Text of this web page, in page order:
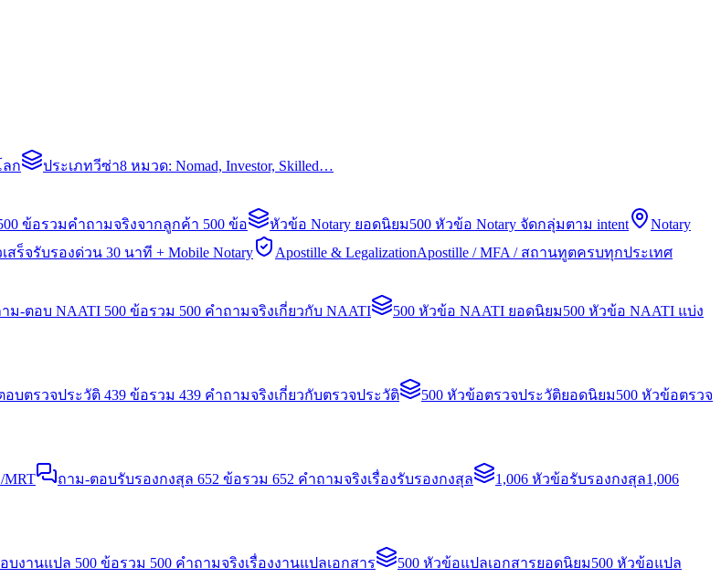
ลก ประเภทวีซ่า8 หมวด: Nomad, Investor, Skilled…
ข้อรวมคำถามจริงจากลูกค้า 500 ข้อ หัวข้อ Notary ยอดนิยม500 หัวข้อ Notary จัดกลุ่มตาม intent
Notary
สร็จรับรองด่วน 30 นาที + Mobile Notary Apostille & LegalizationApostille / MFA / สถานทูตครบทุกประเทศ
ม-ตอบ NAATI 500 ข้อรวม 500 คำถามจริงเกี่ยวกับ NAATI 500 หัวข้อ NAATI ยอดนิยม500 หัวข้อ NAATI แบ่ง
อบตรวจประวัติ 439 ข้อรวม 439 คำถามจริงเกี่ยวกับตรวจประวัติ 500 หัวข้อตรวจประวัติยอดนิยม500 หัวข้อตรวจ
ถาม-ตอบรับรองกงสุล 652 ข้อรวม 652 คำถามจริงเรื่องรับรองกงสุล 1,006 หัวข้อรับรองกงสุล1,006
บงานแปล 500 ข้อรวม 500 คำถามจริงเรื่องงานแปลเอกสาร 500 หัวข้อแปลเอกสารยอดนิยม500 หัวข้อแปล